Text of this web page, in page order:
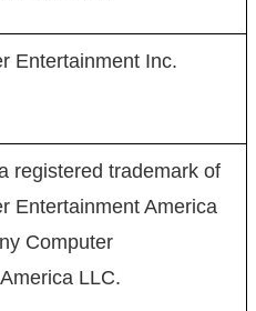
Entertainment Inc.
registered trademark of
Entertainment America
Computer
LLC.